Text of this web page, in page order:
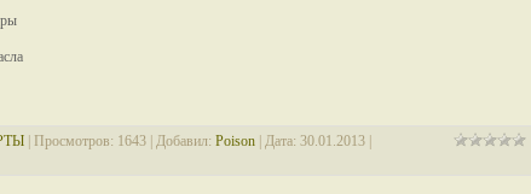
| Просмотров: 1643 | Добавил: Poison | Дата: 30.01.2013